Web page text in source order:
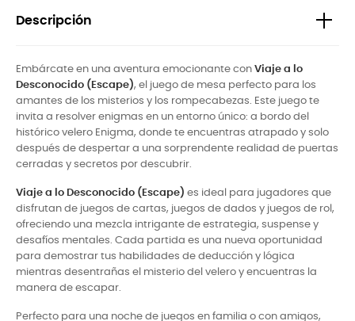
Descripción
Embárcate en una aventura emocionante con Viaje a lo
Desconocido (Escape), el juego de mesa perfecto para los
amantes de los misterios y los rompecabezas. Este juego te
invita a resolver enigmas en un entorno único: a bordo del
histórico velero Enigma, donde te encuentras atrapado y solo
después de despertar a una sorprendente realidad de puertas
cerradas y secretos por descubrir.
Viaje a lo Desconocido (Escape) es ideal para jugadores que
disfrutan de juegos de cartas, juegos de dados y juegos de rol,
ofreciendo una mezcla intrigante de estrategia, suspense y
desafíos mentales. Cada partida es una nueva oportunidad
para demostrar tus habilidades de deducción y lógica
mientras desentrañas el misterio del velero y encuentras la
manera de escapar.
Perfecto para una noche de juegos en familia o con amigos,